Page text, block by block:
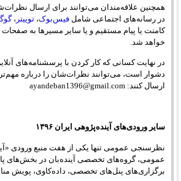
در رسانه‌های اجتماعی شامل فیس‌بوک، توییتر ،
کامنت یا پیام مستقیم و یا سایر مسیرها به
خواهد شد.
در نهایت کسانی که کار کردن با پرسشنامه‌های
دشوار است، می‌توانند نظرات‌شان را درباره
ارسال کنند: ayandeban1396@gmail.com
سایر ورودی‌های آینده‌پژوهی ایران ۱۳۹۶
عمومی، گروه‌های تخصصی آینده‌بان در بخش‌های
برگزاری‌های پنل‌های تخصصی، داده‌کاوی، پویش